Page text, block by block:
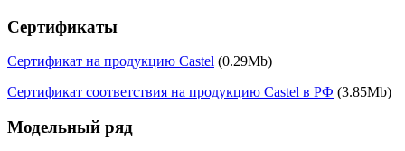
Сертификаты
Сертификат на продукцию Castel (0.29Mb)
Сертификат соответствия на продукцию Castel в РФ (3.85Mb)
Модельный ряд